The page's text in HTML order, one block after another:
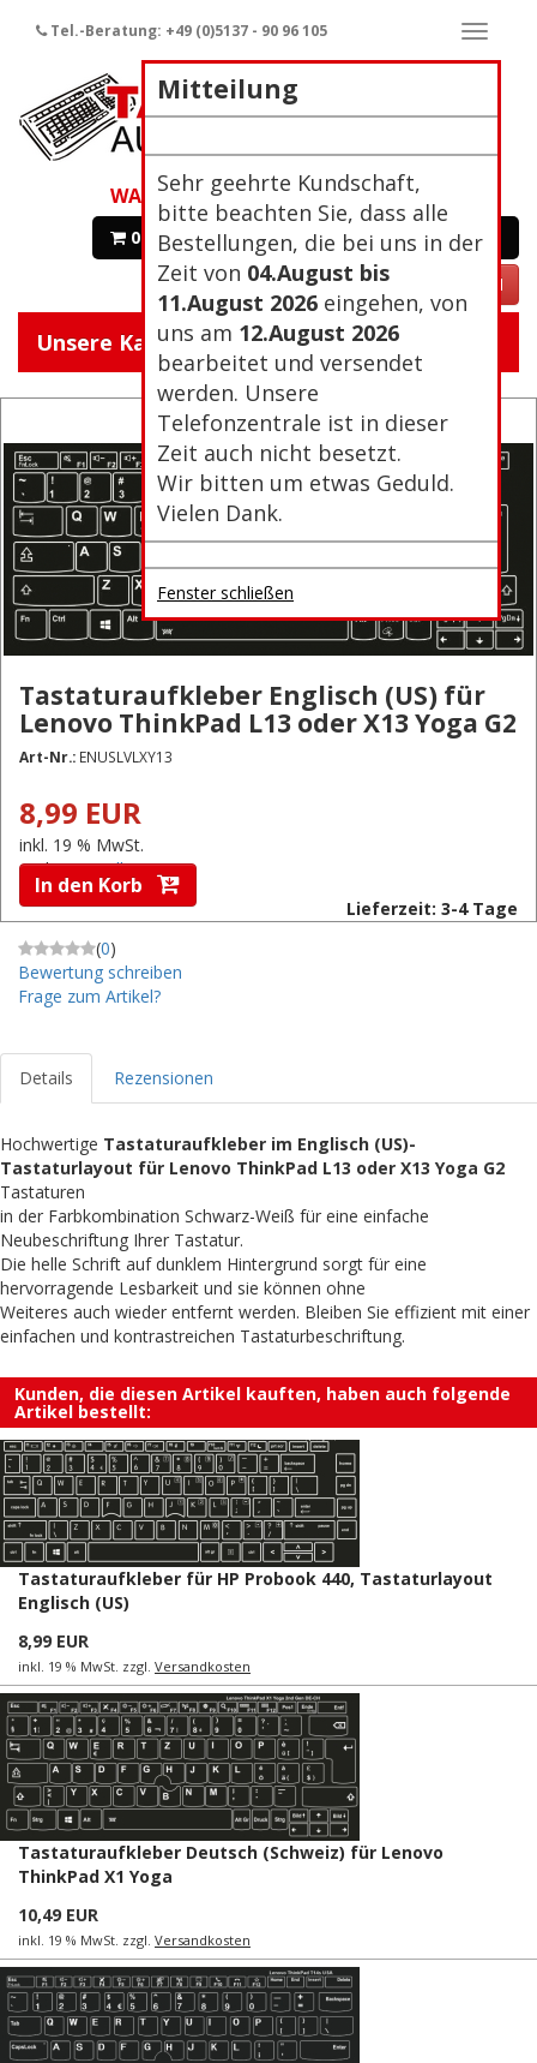
Mitteilung
Sehr geehrte Kundschaft,
bitte beachten Sie, dass alle
Bestellungen, die bei uns in der
Zeit von 04.August bis
11.August 2026 eingehen, von
uns am 12.August 2026
bearbeitet und versendet
werden. Unsere
Telefonzentrale ist in dieser
Zeit auch nicht besetzt.
Wir bitten um etwas Geduld.
Vielen Dank.
Fenster schließen
ein-/
Tel.-Beratung: +49 (0)5137 - 90 96 105
WARENKORB
0 Artikel 0,00€ Zur Kasse
VERTRAG WIDERRUFEN
ein/
Unsere Kategorien:
Tastaturaufkleber Englisch (US) für
Lenovo ThinkPad L13 oder X13 Yoga G2
Art-Nr.: ENUSLVLXY13
8,99 EUR
inkl. 19 % MwSt.
zzgl.Versandkosten
Lieferzeit: 3-4 Tage
In den Korb
(0)
Bewertung schreiben
Frage zum Artikel?
Details Rezensionen
Hochwertige Tastaturaufkleber im Englisch (US)-
Tastaturlayout für Lenovo ThinkPad L13 oder X13 Yoga G2
Tastaturen
in der Farbkombination Schwarz-Weiß für eine einfache
Neubeschriftung Ihrer Tastatur.
Die helle Schrift auf dunklem Hintergrund sorgt für eine
hervorragende Lesbarkeit und sie können ohne
Weiteres auch wieder entfernt werden. Bleiben Sie effizient mit einer
einfachen und kontrastreichen Tastaturbeschriftung.
Kunden, die diesen Artikel kauften, haben auch folgende
Artikel bestellt:
Tastaturaufkleber für HP Probook 440, Tastaturlayout
Englisch (US)
8,99 EUR
inkl. 19 % MwSt. zzgl. Versandkosten
Tastaturaufkleber Deutsch (Schweiz) für Lenovo
ThinkPad X1 Yoga
10,49 EUR
inkl. 19 % MwSt. zzgl. Versandkosten